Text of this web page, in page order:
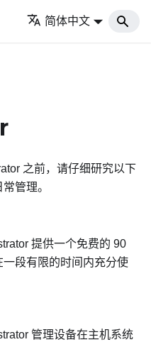
简体中文
之前，请仔细研究以下
管理。
提供一个免费的 90
段有限的时间内充分使
管理设备在主机系统